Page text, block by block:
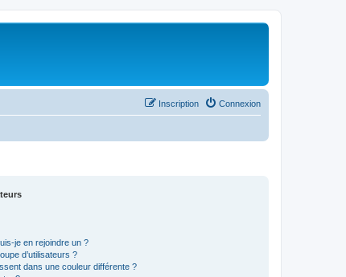
Connexion
Inscription
je en rejoindre un ?
d’utilisateurs ?
dans une couleur différente ?